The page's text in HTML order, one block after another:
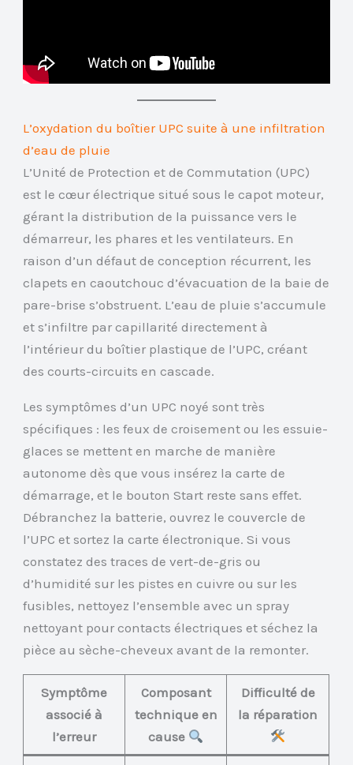
L’oxydation du boîtier UPC suite à une infiltration
d’eau de pluie
L’Unité de Protection et de Commutation (UPC)
est le cœur électrique situé sous le capot moteur,
gérant la distribution de la puissance vers le
démarreur, les phares et les ventilateurs. En
raison d’un défaut de conception récurrent, les
clapets en caoutchouc d’évacuation de la baie de
pare-brise s’obstruent. L’eau de pluie s’accumule
et s’infiltre par capillarité directement à
l’intérieur du boîtier plastique de l’UPC, créant
des courts-circuits en cascade.
Les symptômes d’un UPC noyé sont très
spécifiques : les feux de croisement ou les essuie-
glaces se mettent en marche de manière
autonome dès que vous insérez la carte de
démarrage, et le bouton Start reste sans effet.
Débranchez la batterie, ouvrez le couvercle de
l’UPC et sortez la carte électronique. Si vous
constatez des traces de vert-de-gris ou
d’humidité sur les pistes en cuivre ou sur les
fusibles, nettoyez l’ensemble avec un spray
nettoyant pour contacts électriques et séchez la
pièce au sèche-cheveux avant de la remonter.
Symptôme
associé à
l’erreur
Composant
technique en
cause
Difficulté de
la réparation